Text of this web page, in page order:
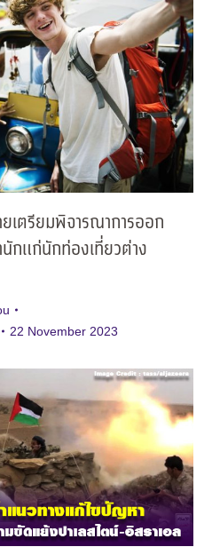
เตรียมพิจารณาการออก
นักแก่นักท่องเที่ยวต่าง
22 November 2023